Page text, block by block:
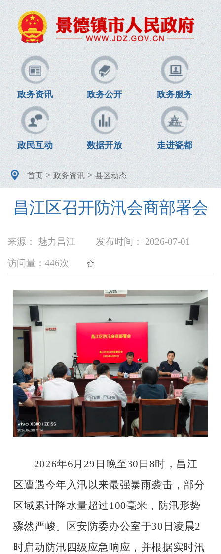
政务资讯 政务公开 政务服务
政民互动 数据开放 走进瓷都
首页>政务资讯>县区动态
昌江区召开防汛会商部署会
来源： 魅力昌江 发布时间： 2026-07-01
访问量： 446次
2026年6月29日晚至30日8时，昌江
区遭遇今年入汛以来最强暴雨袭击，部分
区域累计降水量超过100毫米，防汛形势
骤然严峻。区安防委办公室于30日凌晨2
时启动防汛四级应急响应，并根据实时汛